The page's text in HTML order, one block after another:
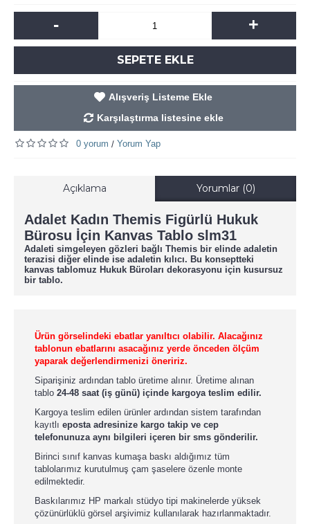
- +
SEPETE EKLE
Alışveriş Listeme Ekle
Karşılaştırma listesine ekle
0 yorum / Yorum Yap
Açıklama Yorumlar (0)
Adalet Kadın Themis Figürlü Hukuk
Bürosu İçin Kanvas Tablo slm31
Adaleti simgeleyen gözleri bağlı Themis bir elinde adaletin
terazisi diğer elinde ise adaletin kılıcı. Bu konseptteki
kanvas tablomuz Hukuk Büroları dekorasyonu için kusursuz
bir tablo.
Ürün görselindeki ebatlar yanıltıcı olabilir. Alacağınız
tablonun ebatlarını asacağınız yerde önceden ölçüm
yaparak değerlendirmenizi öneririz.
Siparişiniz ardından tablo üretime alınır. Üretime alınan
tablo 24-48 saat (iş günü) içinde kargoya teslim edilir.
Kargoya teslim edilen ürünler ardından sistem tarafından
kayıtlı eposta adresinize kargo takip ve cep
telefonunuza aynı bilgileri içeren bir sms gönderilir.
Birinci sınıf kanvas kumaşa baskı aldığımız tüm
tablolarımız kurutulmuş çam şaselere özenle monte
edilmektedir.
Baskılarımız HP markalı stüdyo tipi makinelerde yüksek
çözünürlüklü görsel arşivimiz kullanılarak hazırlanmaktadır.